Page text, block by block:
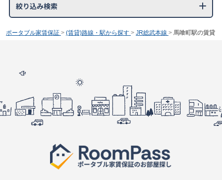
絞り込み検索
ポータブル家賃保証 > (賃貸)路線・駅から探す > JR総武本線 > 馬喰町駅の賃貸